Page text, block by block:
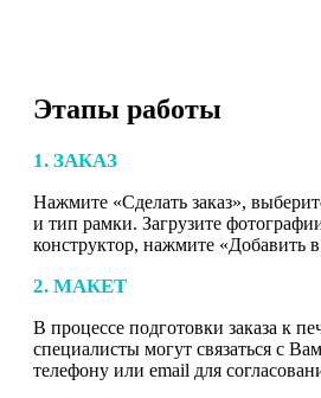
Этапы работы
1. ЗАКАЗ
Нажмите «Сделать заказ»,
и тип рамки. Загрузите
конструктор, нажмите «Добавить
2. МАКЕТ
В процессе подготовки заказа к
специалисты могут связаться с
телефону или email для